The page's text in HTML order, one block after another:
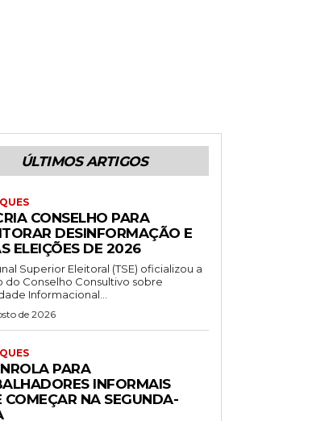
ÚLTIMOS ARTIGOS
CONSELHO PARA
DESINFORMAÇÃO E
ELEIÇÕES DE 2026
Superior Eleitoral (TSE) oficializou a
do Conselho Consultivo sobre
Informacional...
de 2026
PARA
INFORMAIS
COMEÇAR NA SEGUNDA-